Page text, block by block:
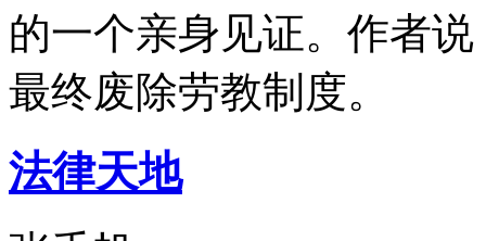
的一个亲身见证。作者
最终废除劳教制度。
法律天地